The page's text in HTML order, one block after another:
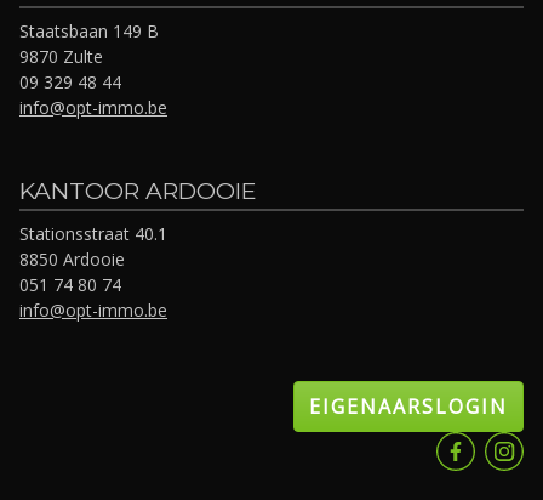
Staatsbaan 149 B
9870 Zulte
09 329 48 44
info@opt-immo.be
KANTOOR ARDOOIE
Stationsstraat 40.1
8850 Ardooie
051 74 80 74
info@opt-immo.be
EIGENAARSLOGIN